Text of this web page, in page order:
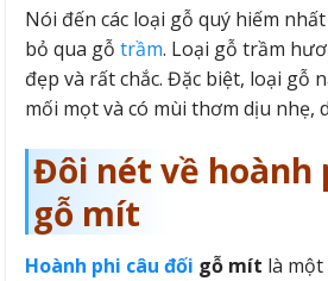
Nói đến các loại gỗ quý hiếm
bỏ qua gỗ trầm. Loại gỗ trầm
đẹp và rất chắc. Đặc biệt, loại gỗ
mối mọt và có mùi thơm dịu nhẹ,
Đôi nét về hoành
gỗ mít
Hoành phi câu đối gỗ mít là